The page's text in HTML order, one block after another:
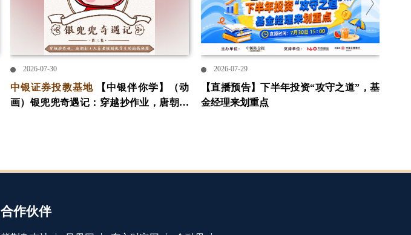
2026-07-30
中银证券投教基地
【中银伴你学】（动
画）银兜兜奇遇记：穿越抄作业，唐朝打
2026-07-29
【直播预告】下半年投资“攻守之道”，基
金经理来划重点
合作伙伴